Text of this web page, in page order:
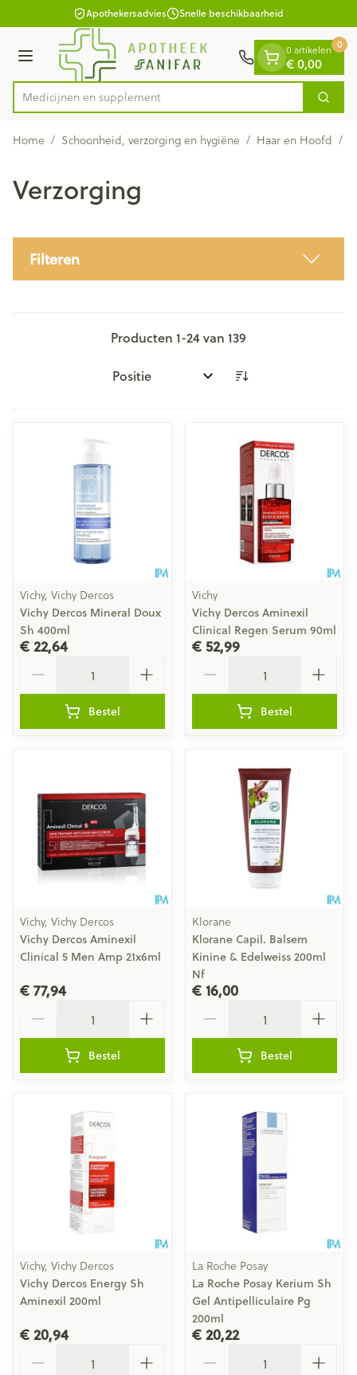
Ga naar de inhoudApothekersadvies Snelle beschikbaarheid
Menu
Product, merk, categorie...
Medici Zoek
0 artikelen
€ 0,00
0
Home / Schoonheid, verzorging en hygiëne / Haar en Hoofd /
Verzorging
Filteren
Producten 1-24van 139
Sorteer op:
Vichy, Vichy Dercos
Vichy Dercos Mineral Doux
Sh 400ml
€ 22,64
Bestel
Vichy
Vichy Dercos Aminexil
Clinical Regen Serum 90ml
€ 52,99
Bestel
Vichy, Vichy Dercos
Vichy Dercos Aminexil
Clinical 5 Men Amp 21x6ml
€ 77,94
Bestel
Klorane
Klorane Capil. Balsem
Kinine & Edelweiss 200ml
Nf
€ 16,00
Bestel
Vichy, Vichy Dercos
Vichy Dercos Energy Sh
Aminexil 200ml
€ 20,94
La Roche Posay
La Roche Posay Kerium Sh
Gel Antipelliculaire Pg
200ml
€ 20,22